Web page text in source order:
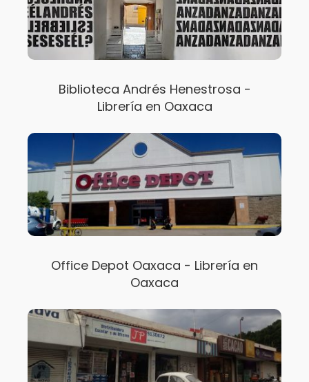
Biblioteca Andrés Henestrosa -
Librería en Oaxaca
Office Depot Oaxaca - Librería en
Oaxaca